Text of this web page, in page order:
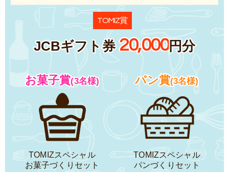
TOMIZ賞
JCBギフト券20,000円分
お菓子賞(3名様)
TOMIZスペシャル
お菓子づくりセット
パン賞(3名様)
TOMIZスペシャル
パンづくりセット